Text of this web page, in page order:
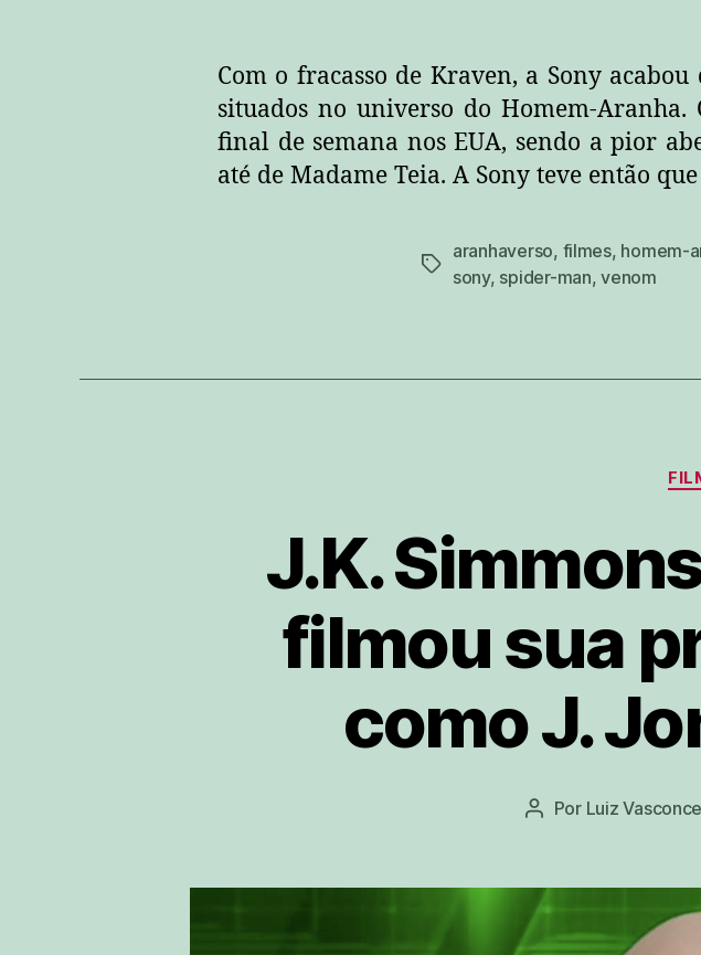
Com o fracasso de Kraven, a Sony
situados no universo do Homem-
final de semana nos EUA, sendo a pior
até de Madame Teia. A Sony teve então
tags
aranhaverso, filmes, homem-
sony, spider-man,venom
J.K.
filmou sua
como J.
Autor
Por Luiz